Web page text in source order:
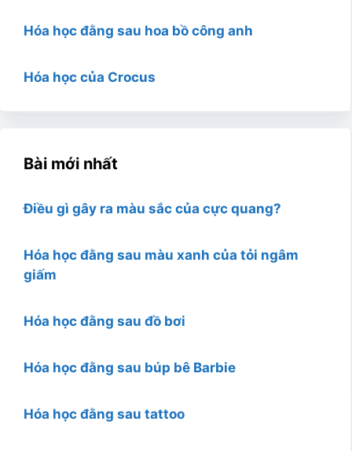
Hóa học đằng sau hoa bồ công anh
Hóa học của Crocus
Bài mới nhất
Điều gì gây ra màu sắc của cực quang?
Hóa học đằng sau màu xanh của tỏi ngâm
giấm
Hóa học đằng sau đồ bơi
Hóa học đằng sau búp bê Barbie
Hóa học đằng sau tattoo